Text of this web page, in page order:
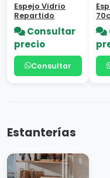
Espejo Vidrio
Repartido
Consultar
precio
Consultar
Estanterías